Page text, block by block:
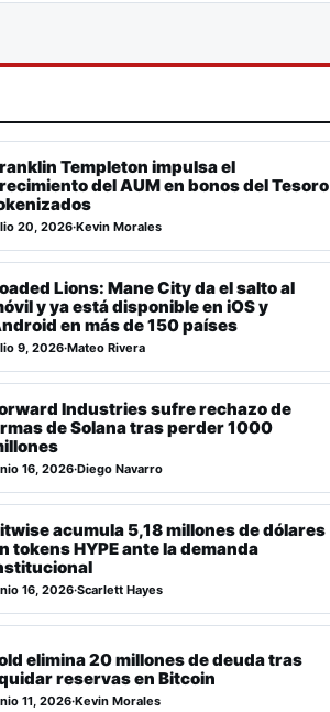
Templeton impulsa el
del AUM en bonos del Tesoro
20, 2026·Kevin Morales
Lions: Mane City da el salto al
y ya está disponible en iOS y
en más de 150 países
9, 2026·Mateo Rivera
Industries sufre rechazo de
de Solana tras perder 1000
16, 2026·Diego Navarro
acumula 5,18 millones de dólares
tokens HYPE ante la demanda
16, 2026·Scarlett Hayes
elimina 20 millones de deuda tras
reservas en Bitcoin
11, 2026·Kevin Morales